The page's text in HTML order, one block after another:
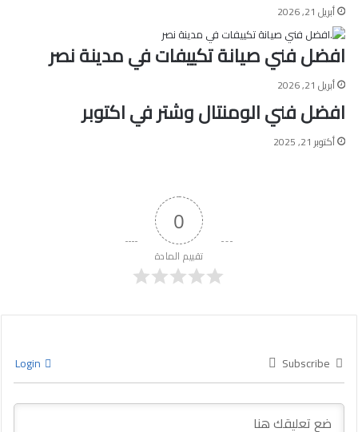
أبريل 21, 2026
افضل فني صيانة تكييفات في مدينة نصر
أبريل 21, 2026
افضل فني الومنتال وشتر في اكتوبر
أكتوبر 21, 2025
0
تقييم المادة
Subscribe